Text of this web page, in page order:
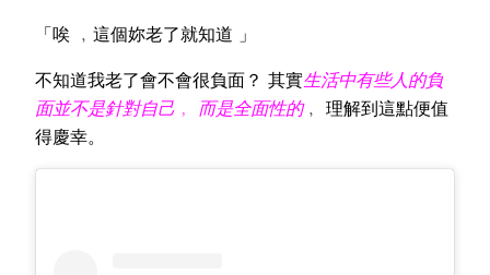
「唉 ﹐這個妳老了就知道 」
不知道我老了會不會很負面？ 其實生活中有些人的負
面並不是針對自己﹐ 而是全面性的﹐ 理解到這點便值
得慶幸。